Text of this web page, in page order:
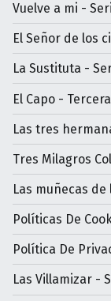
Vuelve a mi -
El Señor de los
La Sustituta -
El Capo -
Las tres
Tres Milagros
Las muñecas
Políticas De
Política De
Las Villamizar -